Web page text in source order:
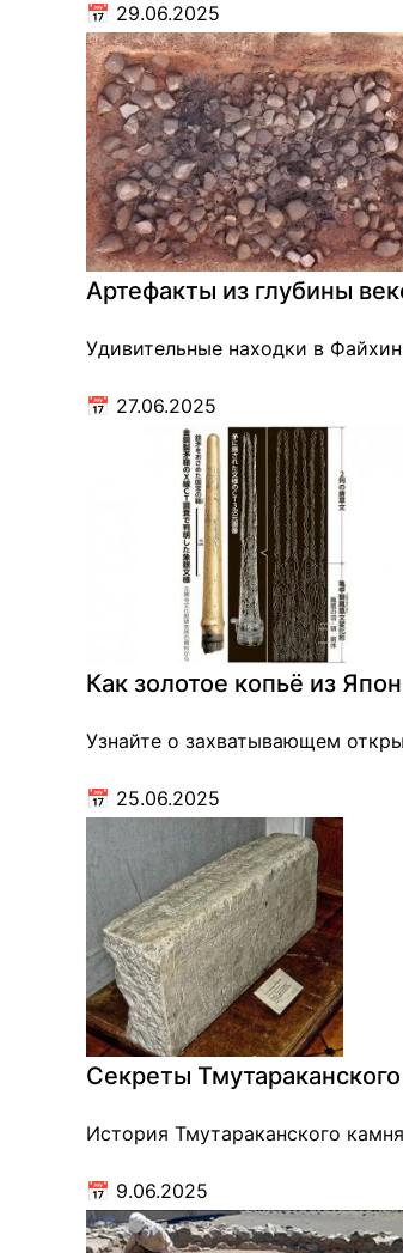
📅 29.06.2025
Артефакты из глубины
Удивительные находки в
📅 27.06.2025
Как золотое копьё из
Узнайте о захватывающем
📅 25.06.2025
Секреты
История Тмутараканского
📅 9.06.2025